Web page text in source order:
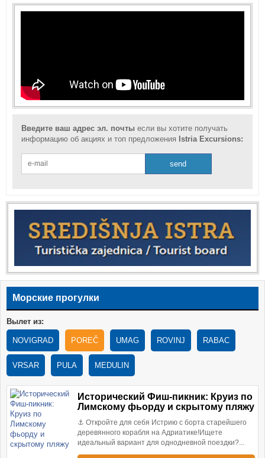
Введите ваш адрес эл. почты если вы хотите получать
информацию об акциях и топ предложения Istria Excursions:
Морские прогулки
Вылет из:
NOVIGRAD POREČ UMAG ROVINJ RABAC
VRSAR PULA MEDULIN
Исторический Фиш-пикник: Круиз по
Лимскому фьорду и скрытому пляжу
⚓ Откройте для себя Истрию с борта старейшего
деревянного корабля на Адриатике!Ищете
идеальный вариант для однодневной поездки?...